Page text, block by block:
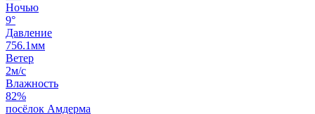
Ночью
9°
Давление
756.1мм
Ветер
2м/с
Влажность
82%
посёлок Амдерма